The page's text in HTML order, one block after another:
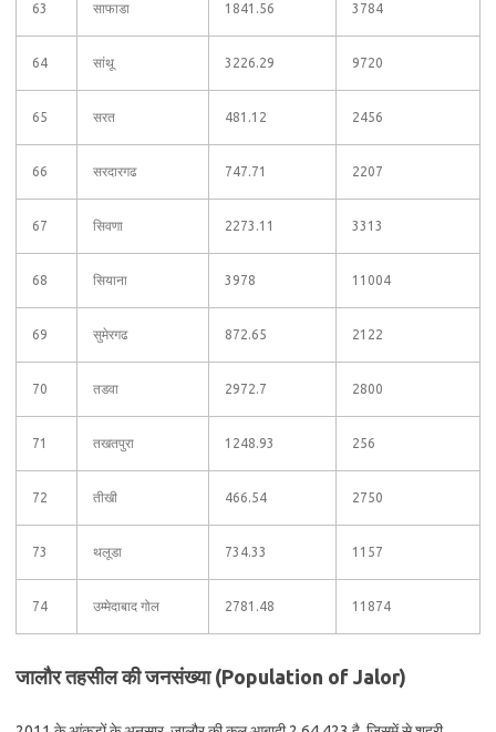
63 साफाडा 1841.56 3784
64 सांथू 3226.29 9720
65 सरत 481.12 2456
66 सरदारगढ 747.71 2207
67 सिवणा 2273.11 3313
68 सियाना 3978 11004
69 सुमेरगढ 872.65 2122
70 तडवा 2972.7 2800
71 तखतपुरा 1248.93 256
72 तीखी 466.54 2750
73 थलूडा 734.33 1157
74 उम्मेदाबाद गोल 2781.48 11874
जालौर तहसील की जनसंख्या (Population of Jalor)